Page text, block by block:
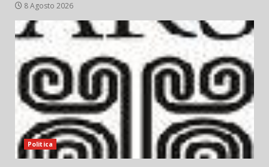
8 Agosto 2026
Politica